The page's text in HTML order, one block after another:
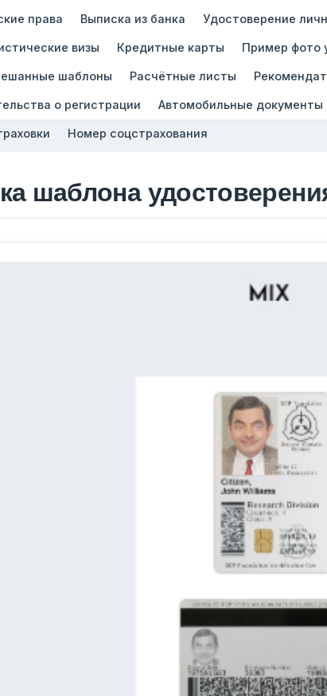
права Выписка из банка Удостоверение
визы Кредитные карты Пример фото
шаблоны Расчётные листы
о регистрации Автомобильные документы
Номер соцстрахования
шаблона